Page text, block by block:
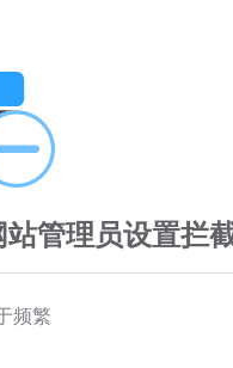
管理员设置拦
频繁